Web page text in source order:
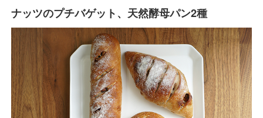
ナッツのプチバゲット、天然酵母パン2種